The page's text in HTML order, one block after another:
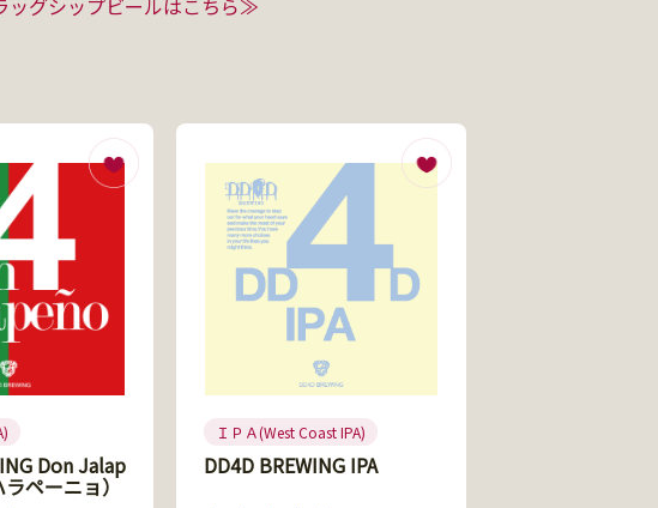
ッグシップビールはこちら≫
Don Jalap
ペーニョ）
ＩＰＡ(West Coast IPA)
DD4D BREWING IPA